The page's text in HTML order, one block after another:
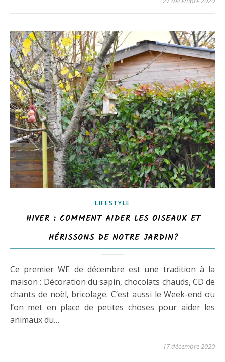
LIFESTYLE
HIVER : COMMENT AIDER LES OISEAUX ET
HÉRISSONS DE NOTRE JARDIN?
Ce premier WE de décembre est une tradition à la
maison : Décoration du sapin, chocolats chauds, CD de
chants de noël, bricolage. C’est aussi le Week-end ou
l’on met en place de petites choses pour aider les
animaux du…
17 décembre 2020